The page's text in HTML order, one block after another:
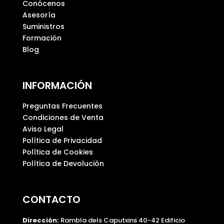
a
c
í
o
.
Conócenos
Asesoría
Suministros
Formación
Blog
INFORMACIÓN
Preguntas Frecuentes
Condiciones de Venta
Aviso Legal
Política de Privacidad
Política de Cookies
Política de Devolución
CONTACTO
Dirección:Rambla dels Caputxins 40-42 Edificio